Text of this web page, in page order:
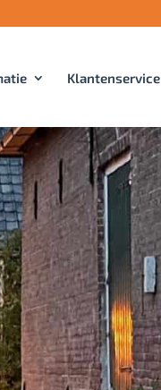
Klantenservice